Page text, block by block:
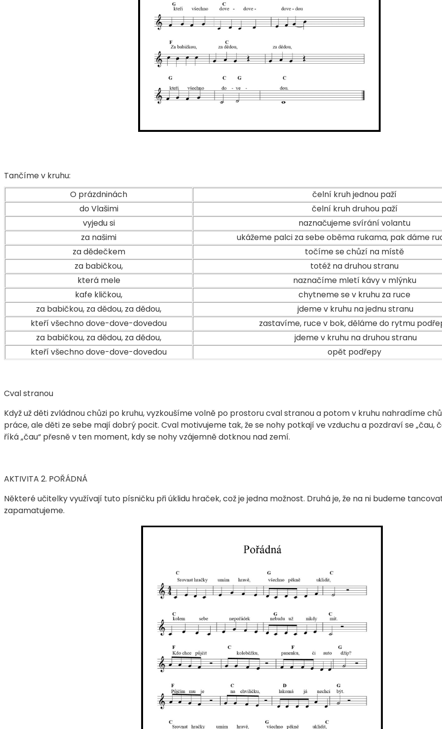
Tančíme v kruhu:
O prázdninách
čelní kruh jednou paží
do Vlašimi
čelní kruh druhou paží
vyjedu si
naznačujeme svírání volantu
za našimi
ukážeme palci za sebe oběma rukama, pak dáme
za dědečkem
točíme se chůzí na místě
za babičkou,
totéž na druhou stranu
která mele
naznačíme mletí kávy v mlýnku
kafe kličkou,
chytneme se v kruhu za ruce
za babičkou, za dědou, za dědou,
jdeme v kruhu na jednu stranu
kteří všechno dove-dove-dovedou
zastavíme, ruce v bok, děláme do rytmu
za babičkou, za dědou, za dědou,
jdeme v kruhu na druhou stranu
kteří všechno dove-dove-dovedou
opět podřepy
Cval stranou
Když už děti zvládnou chůzi po kruhu, vyzkoušíme volně po prostoru cval stranou a potom v kruhu nahradíme
práce, ale děti ze sebe mají dobrý pocit. Cval motivujeme tak, že se nohy potkají ve vzduchu a pozdraví se „čau,
říká „čau“ přesně v ten moment, kdy se nohy vzájemně dotknou nad zemí.
AKTIVITA 2. POŘÁDNÁ
Některé učitelky využívají tuto písničku při úklidu hraček, což je jedna možnost. Druhá je, že na ni budeme
zapamatujeme.